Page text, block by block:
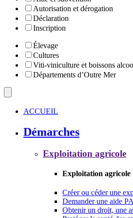
Autorisation et dérogation
Déclaration
Inscription
Élevage
Cultures
Viti-viniculture et boissons
Départements d’Outre Mer
ACCUEIL
Démarches
Exploitation agricole
Exploitation agricole
Créer ou céder une
Demander une aide
Obtenir un droit, une